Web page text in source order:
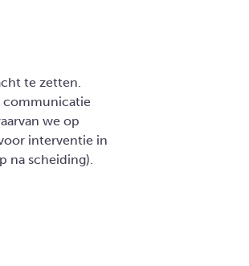
te zetten.
communicatie
we op
interventie in
na scheiding).